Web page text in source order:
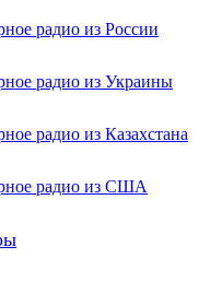
радио из России
радио из Украины
радио из Казахстана
радио из США